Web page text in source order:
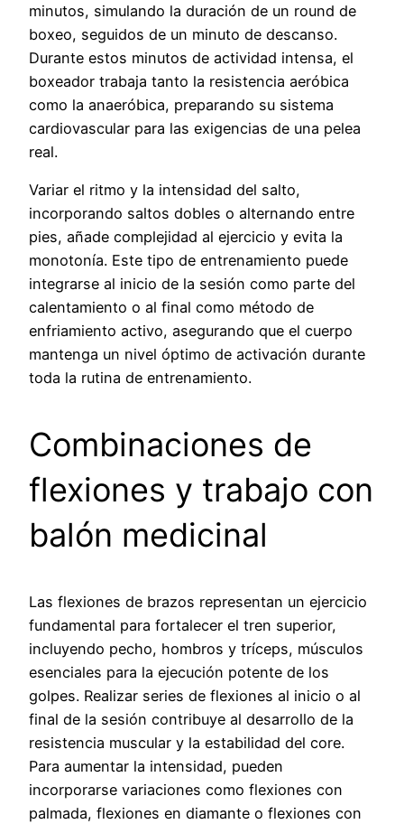
minutos, simulando la duración de un round de
boxeo, seguidos de un minuto de descanso.
Durante estos minutos de actividad intensa, el
boxeador trabaja tanto la resistencia aeróbica
como la anaeróbica, preparando su sistema
cardiovascular para las exigencias de una pelea
real.
Variar el ritmo y la intensidad del salto,
incorporando saltos dobles o alternando entre
pies, añade complejidad al ejercicio y evita la
monotonía. Este tipo de entrenamiento puede
integrarse al inicio de la sesión como parte del
calentamiento o al final como método de
enfriamiento activo, asegurando que el cuerpo
mantenga un nivel óptimo de activación durante
toda la rutina de entrenamiento.
Combinaciones de
flexiones y trabajo con
balón medicinal
Las flexiones de brazos representan un ejercicio
fundamental para fortalecer el tren superior,
incluyendo pecho, hombros y tríceps, músculos
esenciales para la ejecución potente de los
golpes. Realizar series de flexiones al inicio o al
final de la sesión contribuye al desarrollo de la
resistencia muscular y la estabilidad del core.
Para aumentar la intensidad, pueden
incorporarse variaciones como flexiones con
palmada, flexiones en diamante o flexiones con